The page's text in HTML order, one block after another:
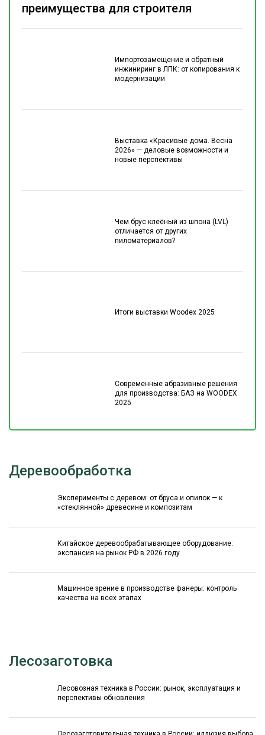
Импортозамещение и обратный
инжиниринг в ЛПК: от копирования к
модернизации
Выставка «Красивые дома. Весна
2026» — деловые возможности и
новые перспективы
Чем брус клеёный из шпона (LVL)
отличается от других
пиломатериалов?
Итоги выставки Woodex 2025
Современные абразивные решения
для производства: БАЗ на WOODEX
2025
преимущества для строителя
Деревообработка
Эксперименты с деревом: от бруса и опилок — к
«стеклянной» древесине и композитам
Китайское деревообрабатывающее оборудование:
экспансия на рынок РФ в 2026 году
Машинное зрение в производстве фанеры: контроль
качества на всех этапах
Лесозаготовка
Лесовозная техника в России: рынок, эксплуатация и
перспективы обновления